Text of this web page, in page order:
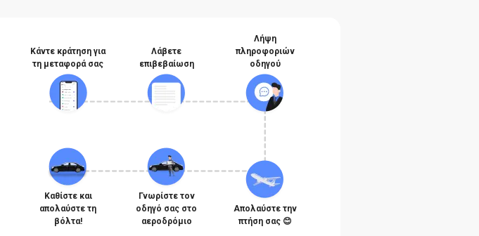
Κάντε κράτηση για
τη μεταφορά σας
Λάβετε
επιβεβαίωση
Λήψη
πληροφοριών
οδηγού
Καθίστε και
απολαύστε τη
βόλτα!
Γνωρίστε τον
οδηγό σας στο
αεροδρόμιο
Απολαύστε την
πτήση σας 😊